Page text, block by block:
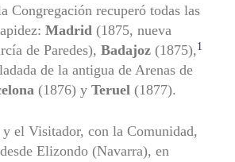
Congregación recuperó todas las
Madrid(1875, nueva
de Paredes), Badajoz(1875),1
de la antigua de Arenas de
(1876) y Teruel(1877).
y el Visitador, con la Comunidad,
Elizondo (Navarra), en